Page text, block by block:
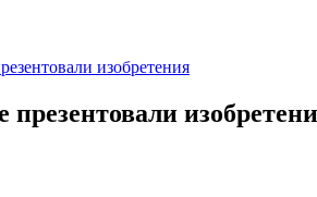
изобретения